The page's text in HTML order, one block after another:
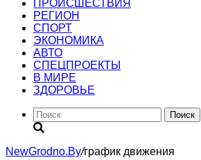
ПРОИСШЕСТВИЯ
РЕГИОН
CПОРТ
ЭКОНОМИКА
АВТО
СПЕЦПРОЕКТЫ
В МИРЕ
ЗДОРОВЬЕ
Поиск
NewGrodno.By/график движения